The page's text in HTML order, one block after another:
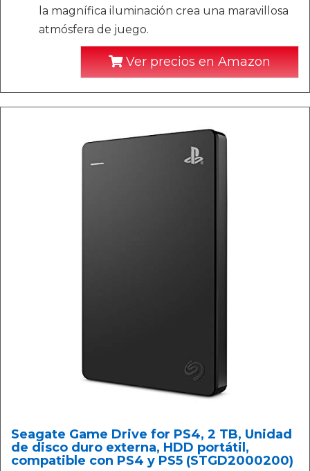
la magnífica iluminación crea una maravillosa
atmósfera de juego.
Ver precios en Amazon
Seagate Game Drive for PS4, 2 TB, Unidad
de disco duro externa, HDD portátil,
compatible con PS4 y PS5 (STGD2000200)